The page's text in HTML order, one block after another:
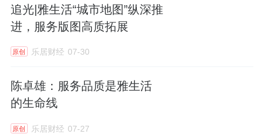
追光|雅生活“城市地图”纵深推
进，服务版图高质拓展
原创 乐居财经 07-30
陈卓雄：服务品质是雅生活
的生命线
原创 乐居财经 07-27